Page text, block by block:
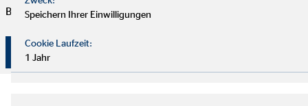
Betreuung stehen bei uns an erster Stelle.
Überzeuge dich selbst von unserer Beratung!
Speichern Ihrer Einwilligungen
Cookie Laufzeit:
1 Jahr